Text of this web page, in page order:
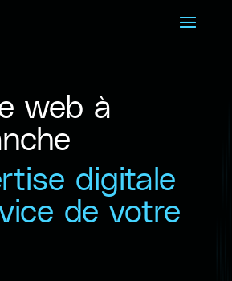
web à
digitale
de votre